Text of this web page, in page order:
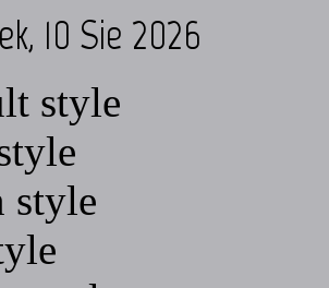
10 Sie 2026